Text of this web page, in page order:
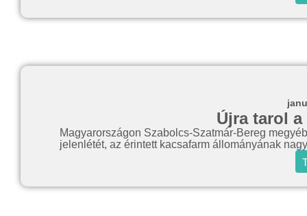
Újra tarol
Magyarországon Szabolcs-Szatmár-Bereg
jelenlétét, az érintett kacsafarm állományának